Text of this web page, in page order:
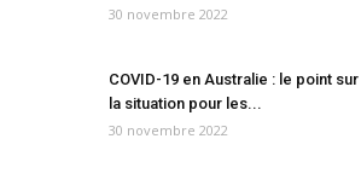
30 novembre 2022
COVID-19 en Australie : le point sur
la situation pour les...
30 novembre 2022